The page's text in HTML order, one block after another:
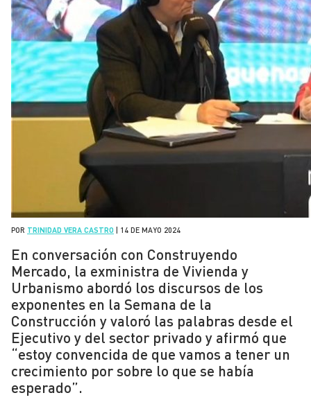
POR TRINIDAD VERA CASTRO 14 DE MAYO 2024
En conversación con Construyendo
Mercado, la exministra de Vivienda y
Urbanismo abordó los discursos de los
exponentes en la Semana de la
Construcción y valoró las palabras desde el
Ejecutivo y del sector privado y afirmó que
“estoy convencida de que vamos a tener un
crecimiento por sobre lo que se había
esperado”.